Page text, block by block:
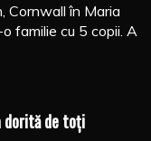
Cornwall în Maria
familie cu 5 copii. A
dorită de toți